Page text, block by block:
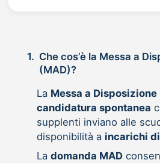
1. Che cos’è la Messa a Disposizione
(MAD)?
La Messa a Disposizione
candidatura spontanea
supplenti inviano alle
disponibilità a incarichi
La domanda MAD